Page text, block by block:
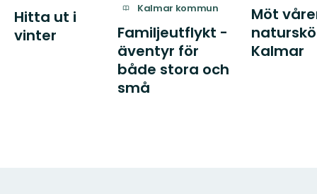
Hitta ut i
vinter
Kalmar kommun
Familjeutflykt -
äventyr för
både stora och
små
Möt
Kalmar